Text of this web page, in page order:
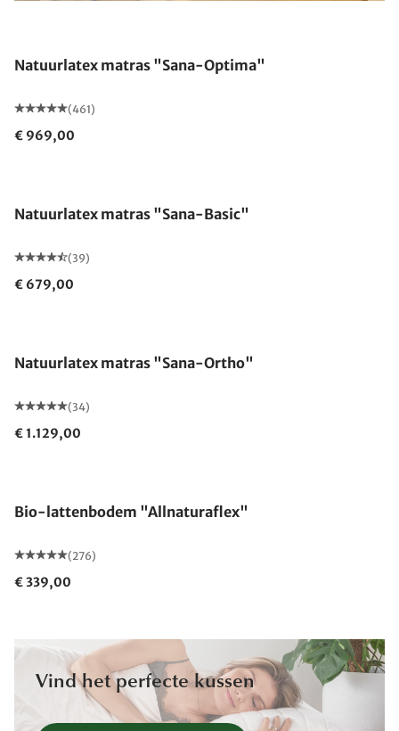
Natuurlatex matras "Sana-Optima"
(461)
€ 969,00
Natuurlatex matras "Sana-Basic"
(39)
€ 679,00
Natuurlatex matras "Sana-Ortho"
(34)
€ 1.129,00
Bio-lattenbodem "Allnaturaflex"
(276)
€ 339,00
Vind het perfecte kussen